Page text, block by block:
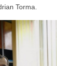
Torma.